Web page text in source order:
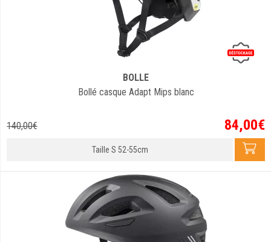
BOLLE
Bollé casque Adapt Mips blanc
140,00€ 84,00€
Taille S 52-55cm